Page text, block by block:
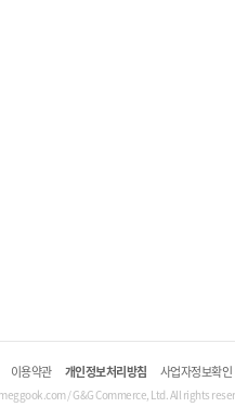
이용약관 개인정보처리방침 사업자정보확인
/ G&G Commerce, Ltd. All rights